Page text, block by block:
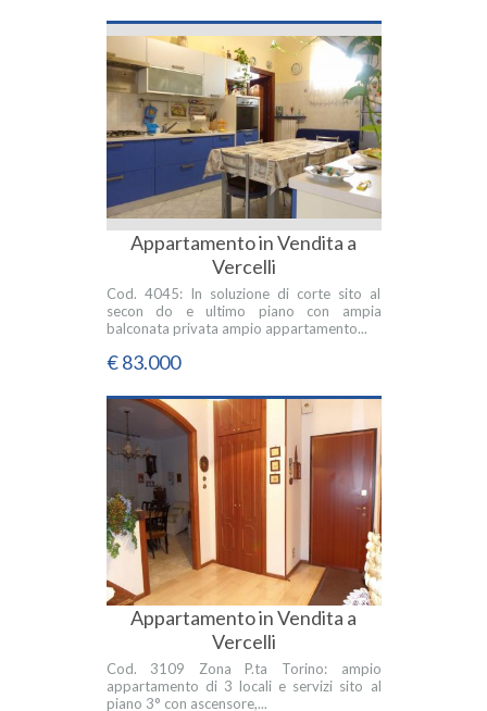
Appartamento in Vendita a
Vercelli
Cod. 4045: In soluzione di corte sito al
secon do e ultimo piano con ampia
balconata privata ampio appartamento...
€ 83.000
Appartamento in Vendita a
Vercelli
Cod. 3109 Zona P.ta Torino: ampio
appartamento di 3 locali e servizi sito al
piano 3° con ascensore,...